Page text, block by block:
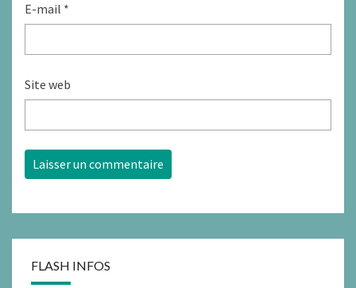
E-mail *
Site web
FLASH INFOS